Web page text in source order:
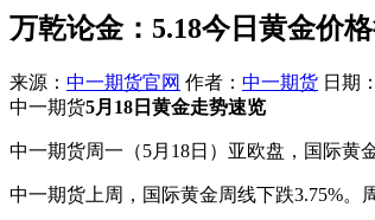
万乾论金：5.18今日黄金价
来源： 中一期货官网 作者： 中一期货 日期
中一期货5月18日黄金走势速览
中一期货周一（5月18日）亚欧盘，国际黄
中一期货上周，国际黄金周线下跌3.75%。